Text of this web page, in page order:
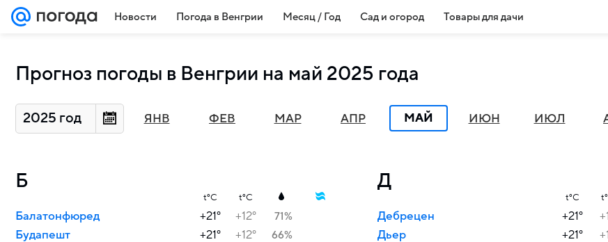
Новости Погода в Венгрии Месяц / Год Сад и огород Товары для дачи
Прогноз погоды в Венгрии на май 2025 года
2025 год ЯНВ ФЕВ МАР АПР МАЙ ИЮН ИЮЛ
Б
t°C t°C
Балатонфюред +21° +12° 71%
Будапешт +21° +12° 66%
Д
t°C
Дебрецен +21°
Дьер +21°